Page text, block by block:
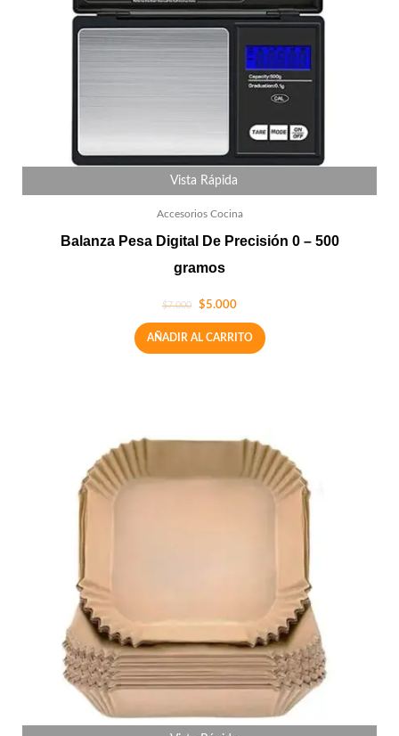
Vista Rápida
Accesorios Cocina
Balanza Pesa Digital De Precisión 0 – 500
gramos
$7.000 $5.000
AÑADIR AL CARRITO